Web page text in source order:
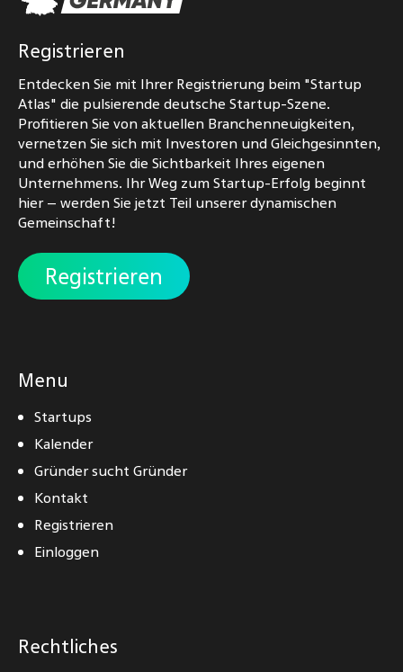
Registrieren
Entdecken Sie mit Ihrer Registrierung beim "Startup
Atlas" die pulsierende deutsche Startup-Szene.
Profitieren Sie von aktuellen Branchenneuigkeiten,
vernetzen Sie sich mit Investoren und Gleichgesinnten,
und erhöhen Sie die Sichtbarkeit Ihres eigenen
Unternehmens. Ihr Weg zum Startup-Erfolg beginnt
hier – werden Sie jetzt Teil unserer dynamischen
Gemeinschaft!
Registrieren
Menu
Startups
Kalender
Gründer sucht Gründer
Kontakt
Registrieren
Einloggen
Rechtliches